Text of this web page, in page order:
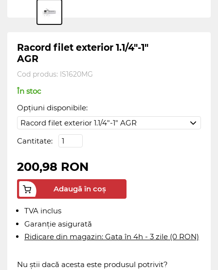
Racord filet exterior 1.1/4"-1"
AGR
Cod produs: IS1620MG
În stoc
Opțiuni disponibile:
Cantitate:
200,98 RON
Adaugă în coș
TVA inclus
Garanție asigurată
Ridicare din magazin: Gata în 4h - 3 zile (0 RON)
Nu știi dacă acesta este produsul potrivit?